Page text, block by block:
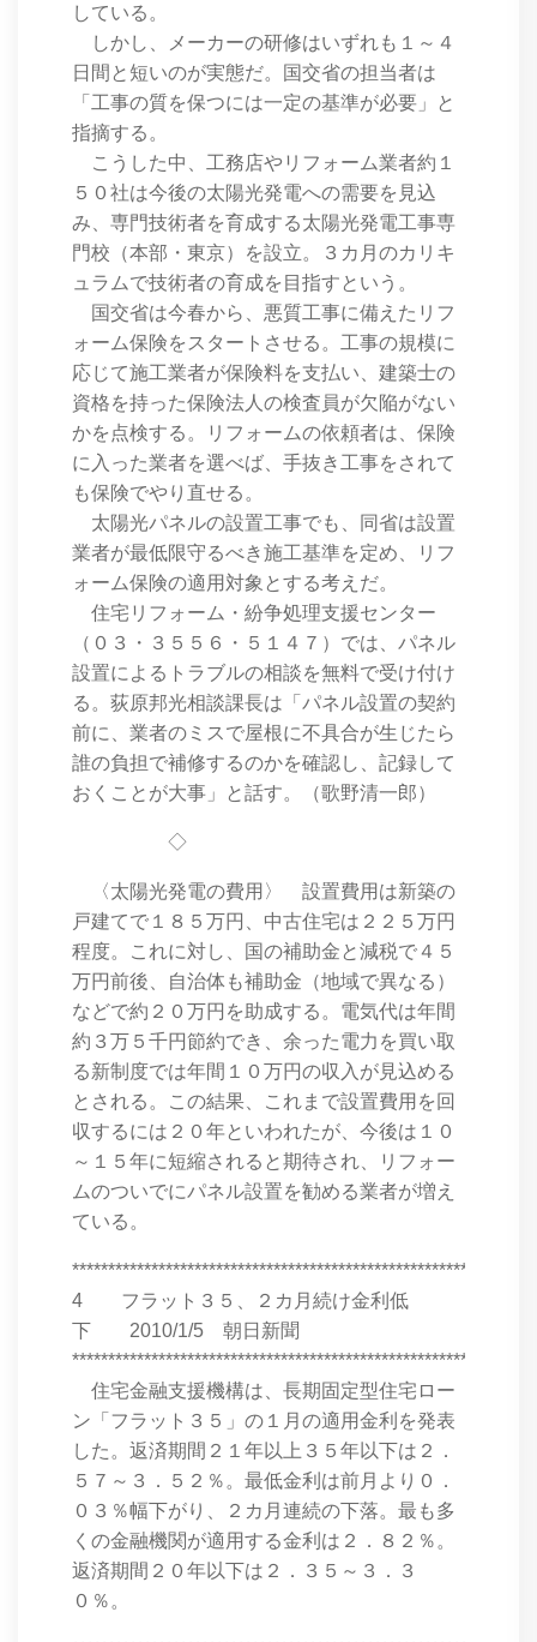
している。
しかし、メーカーの研修はいずれも１～４
日間と短いのが実態だ。国交省の担当者は
「工事の質を保つには一定の基準が必要」と
指摘する。
こうした中、工務店やリフォーム業者約１
５０社は今後の太陽光発電への需要を見込
み、専門技術者を育成する太陽光発電工事専
門校（本部・東京）を設立。３カ月のカリキ
ュラムで技術者の育成を目指すという。
国交省は今春から、悪質工事に備えたリフ
ォーム保険をスタートさせる。工事の規模に
応じて施工業者が保険料を支払い、建築士の
資格を持った保険法人の検査員が欠陥がない
かを点検する。リフォームの依頼者は、保険
に入った業者を選べば、手抜き工事をされて
も保険でやり直せる。
太陽光パネルの設置工事でも、同省は設置
業者が最低限守るべき施工基準を定め、リフ
ォーム保険の適用対象とする考えだ。
住宅リフォーム・紛争処理支援センター
（０３・３５５６・５１４７）では、パネル
設置によるトラブルの相談を無料で受け付け
る。荻原邦光相談課長は「パネル設置の契約
前に、業者のミスで屋根に不具合が生じたら
誰の負担で補修するのかを確認し、記録して
おくことが大事」と話す。（歌野清一郎）
◇
〈太陽光発電の費用〉 設置費用は新築の
戸建てで１８５万円、中古住宅は２２５万円
程度。これに対し、国の補助金と減税で４５
万円前後、自治体も補助金（地域で異なる）
などで約２０万円を助成する。電気代は年間
約３万５千円節約でき、余った電力を買い取
る新制度では年間１０万円の収入が見込める
とされる。この結果、これまで設置費用を回
収するには２０年といわれたが、今後は１０
～１５年に短縮されると期待され、リフォー
ムのついでにパネル設置を勧める業者が増え
ている。
4 フラット３５、２カ月続け金利低
下 2010/1/5 朝日新聞
住宅金融支援機構は、長期固定型住宅ロー
ン「フラット３５」の１月の適用金利を発表
した。返済期間２１年以上３５年以下は２．
５７～３．５２％。最低金利は前月より０．
０３％幅下がり、２カ月連続の下落。最も多
くの金融機関が適用する金利は２．８２％。
返済期間２０年以下は２．３５～３．３
０％。